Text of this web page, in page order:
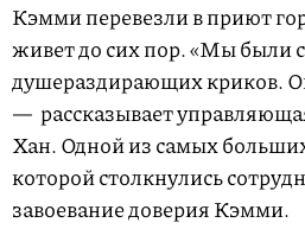
Кэмми перевезли в приют
живет до сих пор. «Мы были
душераздирающих криков.
— рассказывает
Хан. Одной из самых
которой столкнулись
завоевание доверия Кэмми.